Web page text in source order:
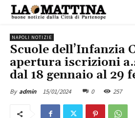
NAPOLI NOTIZIE
Scuole dell’Infanzia
apertura iscrizioni
dal 18 gennaio al 29
By admin 15/01/2024 0 257